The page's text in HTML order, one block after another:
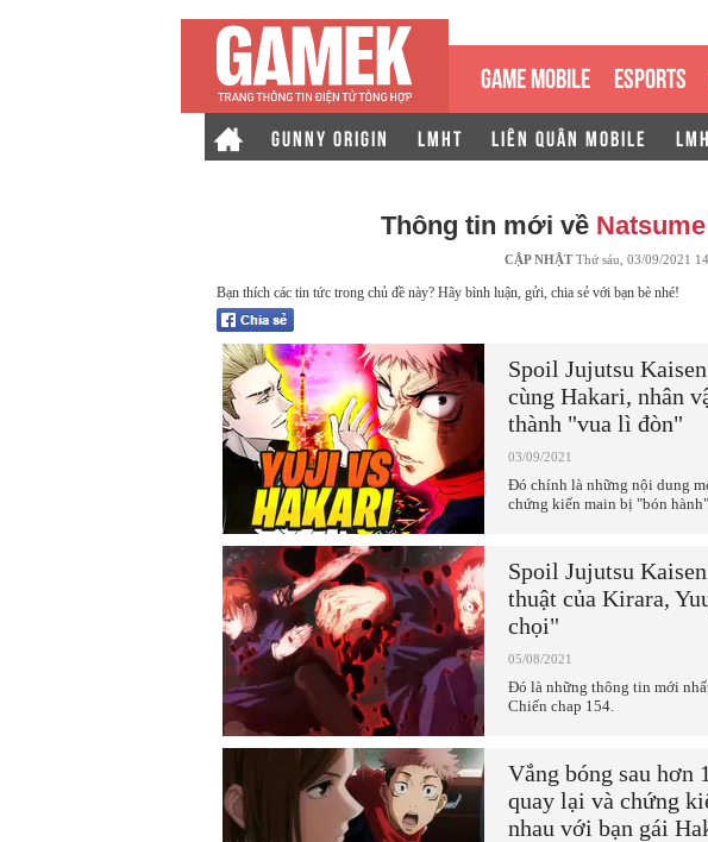
GAME MOBILE ESPORTS
GUNNY ORIGIN LMHT LIÊN QUÂN MOBILE
Thông tin mới về
CẬP NHẬTThứ sáu, 03/09/2021
Bạn thích các tin tức trong chủ đề này? Hãy bình luận, gửi, chia sẻ với bạn bè nhé!
Spoil Jujutsu
cùng Hakari, nhân
thành "vua lì đòn"
03/09/2021
Đó chính là những nội dung
chứng kiến main bị "bón
Spoil Jujutsu
thuật của Kirara,
chọi"
05/08/2021
Đó là những thông tin mới
Chiến chap 154.
Vắng bóng sau hơn
quay lại và chứng
nhau với bạn gái